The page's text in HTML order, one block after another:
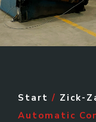
Start / Zick-
Automatic